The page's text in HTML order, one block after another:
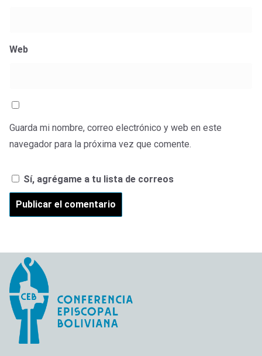
Web
Guarda mi nombre, correo electrónico y web en este
navegador para la próxima vez que comente.
Sí, agrégame a tu lista de correos